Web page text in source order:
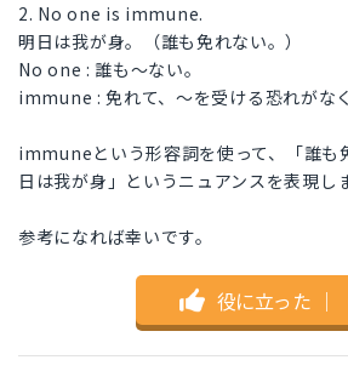
2. No one is immune.
明日は我が身。（誰も免れない。）
No one : 誰も～ない。
immune : 免れて、～を受ける恐れがなく
immuneという形容詞を使って、「誰も
日は我が身」というニュアンスを表現し
参考になれば幸いです。
役に立った ｜